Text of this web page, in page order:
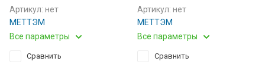
Артикул: нет
МЕТТЭМ
Все параметры
Сравнить
Артикул: нет
МЕТТЭМ
Все параметры
Сравнить